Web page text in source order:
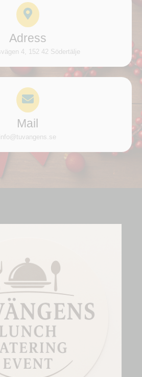
Adress
4, 152 42 Södertälje
Mail
info@tuvangens.se